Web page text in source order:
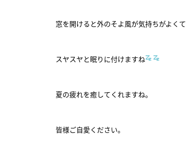
窓を開けると外のそよ風が気持ちがよくて
スヤスヤと眠りに付けますね
夏の疲れを癒してくれますね。
皆様ご自愛ください。